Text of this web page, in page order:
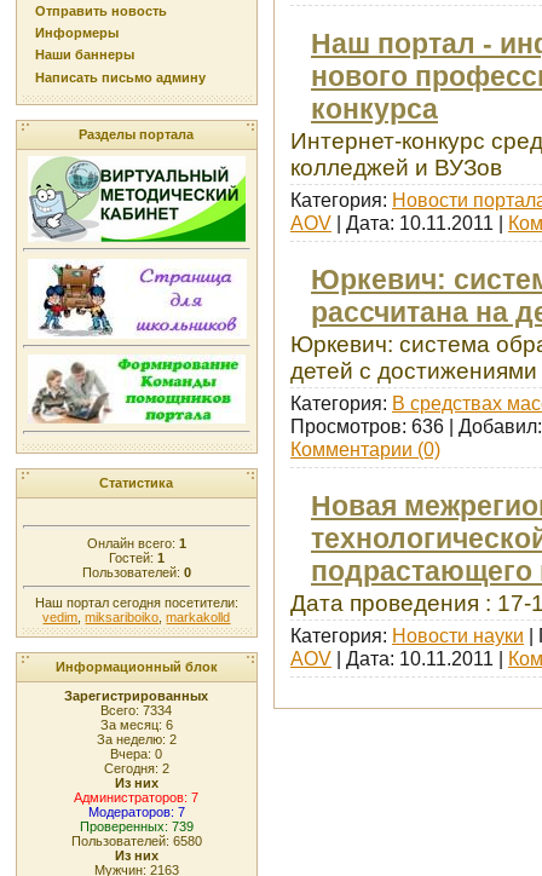
Отправить новость
Информеры
Наши баннеры
Написать письмо админу
Разделы портала
Статистика
Онлайн всего: 1
Гостей: 1
Пользователей: 0
Наш портал сегодня посетители:
vedim ,miksariboiko ,markakolld
Информационный блок
Зарегистрированных
Всего: 7334
За месяц: 6
За неделю: 2
Вчера: 0
Сегодня: 2
Из них
Администраторов: 7
Модераторов: 7
Проверенных: 739
Пользователей: 6580
Из них
Мужчин: 2163
Наш портал -
нового
конкурса
Интернет-конкурс
колледжей и ВУЗов
Категория: Новости
AOV | Дата: 10.11.2011
Юркевич:
рассчитана на
Юркевич: система
детей с достижениями
Категория: В средствах
Просмотров: 636 |
Комментарии (0)
Новая
подрастающего
Дата проведения : 17-
Категория: Новости науки
AOV | Дата: 10.11.2011